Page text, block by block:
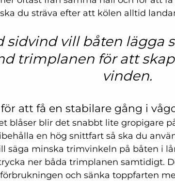
du sträva efter att kölen alltid
sidvind vill båten lägga
trimplanen för att
vinden.
att få en stabilare gång i
blåser blir det snabbt lite gropigare
en hög snittfart så ska du
säga minska trimvinkeln på båten i
ner båda trimplanen samtidigt.
och sänka toppfarten